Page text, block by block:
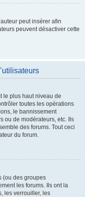
peut insérer afin
peuvent désactiver cette
le plus haut niveau de
toutes les opérations
le bannissement
ou de modérateurs, etc. Ils
des forums. Tout ceci
du forum.
(ou des groupes
les forums. Ils ont la
les verrouiller, les